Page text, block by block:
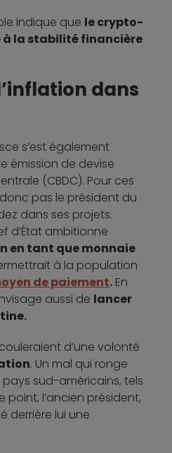
indique que le crypto-
la stabilité financière
dans
s’est également
émission de devise
(CBDC). Pour ces
pas le président du
dans ses projets.
d’État ambitionne
en tant que monnaie
à la population
de paiement. En
aussi de lancer
d’une volonté
. Un mal qui ronge
sud-américains, tels
point, l’ancien président,
derrière lui une